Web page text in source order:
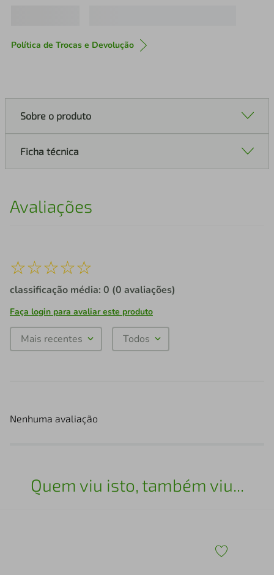
Política de Trocas e Devolução
Sobre o produto
Ficha técnica
Avaliações
☆☆☆☆☆
classificação média: 0 (0 avaliações)
Faça login para avaliar este produto
Mais recentes Todos
Nenhuma avaliação
Quem viu isto, também viu...